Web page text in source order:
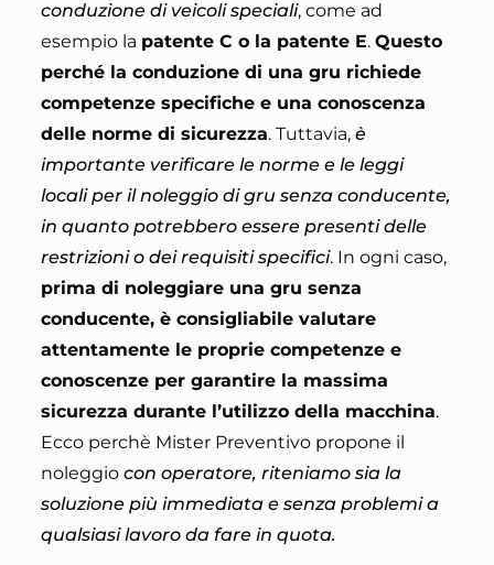
conduzione di veicoli speciali, come ad
esempio la patente C o la patente E. Questo
perché la conduzione di una gru richiede
competenze specifiche e una conoscenza
delle norme di sicurezza. Tuttavia, è
importante verificare le norme e le leggi
locali per il noleggio di gru senza conducente,
in quanto potrebbero essere presenti delle
restrizioni o dei requisiti specifici. In ogni caso,
prima di noleggiare una gru senza
conducente, è consigliabile valutare
attentamente le proprie competenze e
conoscenze per garantire la massima
sicurezza durante l’utilizzo della macchina.
Ecco perchè Mister Preventivo propone il
noleggiocon operatore, riteniamo sia la
soluzione più immediata e senza problemi a
qualsiasi lavoro da fare in quota.